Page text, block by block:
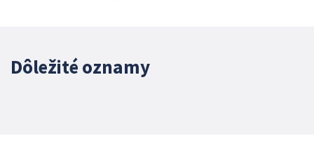
Dôležité oznamy